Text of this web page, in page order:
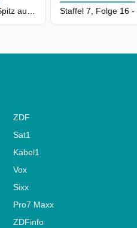
ZDF
Sat1
Kabel1
Vox
Sixx
Pro7 Maxx
ZDFinfo